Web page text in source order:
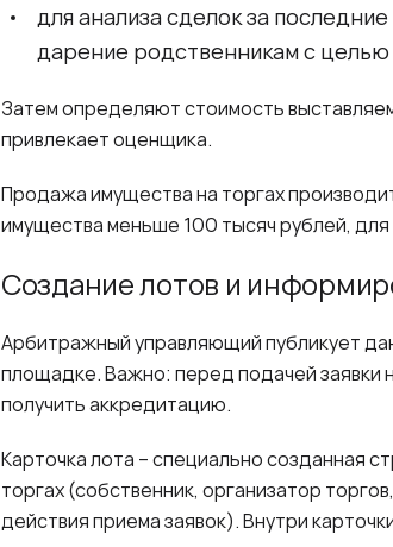
для анализа сделок за
дарение родственникам с
Затем определяют стоимость
привлекает оценщика.
Продажа имущества на торгах
имущества меньше 100 тысяч рублей,
Создание лотов и
Арбитражный управляющий публикует
площадке. Важно: перед подачей заявки
получить аккредитацию.
Карточка лота – специально созданная
торгах (собственник, организатор
действия приема заявок). Внутри